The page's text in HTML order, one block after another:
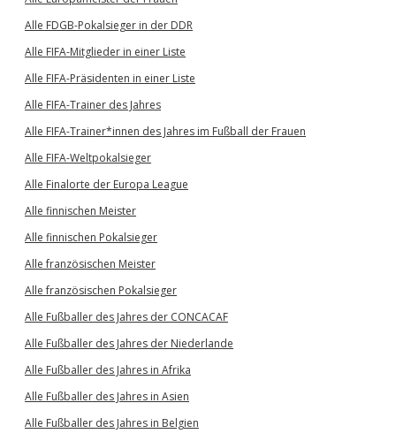
Alle FDGB-Pokalsieger in der DDR
Alle FIFA-Mitglieder in einer Liste
Alle FIFA-Präsidenten in einer Liste
Alle FIFA-Trainer des Jahres
Alle FIFA-Trainer*innen des Jahres im Fußball der Frauen
Alle FIFA-Weltpokalsieger
Alle Finalorte der Europa League
Alle finnischen Meister
Alle finnischen Pokalsieger
Alle französischen Meister
Alle französischen Pokalsieger
Alle Fußballer des Jahres der CONCACAF
Alle Fußballer des Jahres der Niederlande
Alle Fußballer des Jahres in Afrika
Alle Fußballer des Jahres in Asien
Alle Fußballer des Jahres in Belgien